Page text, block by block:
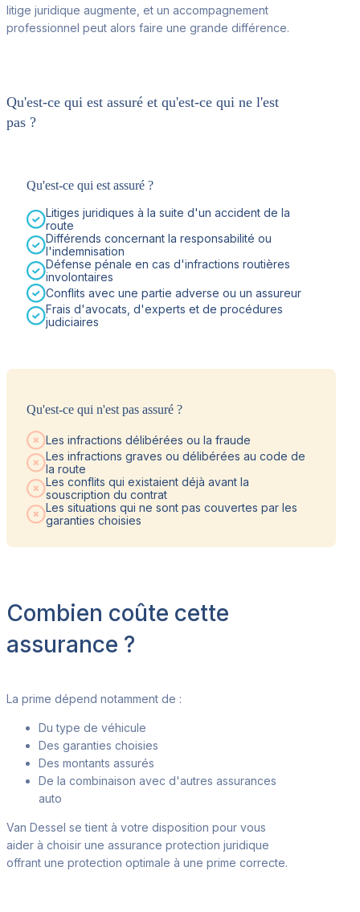
litige juridique augmente, et un accompagnement
professionnel peut alors faire une grande différence.
Qu'est-ce qui est assuré et qu'est-ce qui ne l'est
pas ?
Qu'est-ce qui est assuré ?
Litiges juridiques à la suite d'un accident de la
route
Différends concernant la responsabilité ou
l'indemnisation
Défense pénale en cas d'infractions routières
involontaires
Conflits avec une partie adverse ou un assureur
Frais d'avocats, d'experts et de procédures
judiciaires
Qu'est-ce qui n'est pas assuré ?
Les infractions délibérées ou la fraude
Les infractions graves ou délibérées au code de
la route
Les conflits qui existaient déjà avant la
souscription du contrat
Les situations qui ne sont pas couvertes par les
garanties choisies
Combien coûte cette
assurance ?
La prime dépend notamment de :
Du type de véhicule
Des garanties choisies
Des montants assurés
De la combinaison avec d'autres assurances
auto
Van Dessel se tient à votre disposition pour vous
aider à choisir une assurance protection juridique
offrant une protection optimale à une prime correcte.